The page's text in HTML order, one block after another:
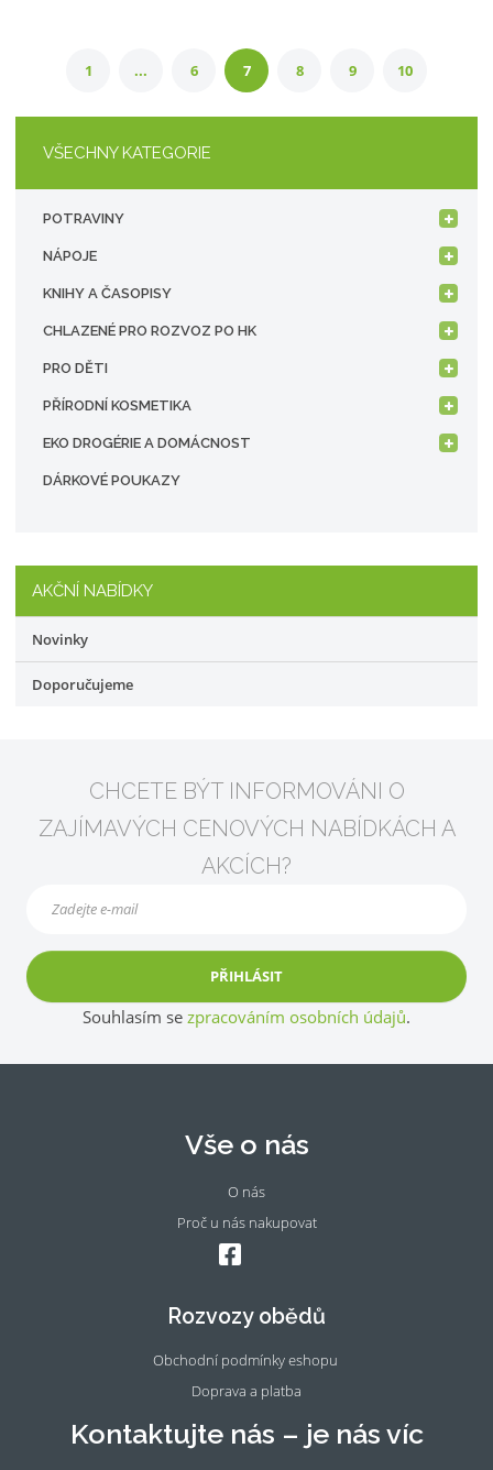
1 ... 6 7 8 9 10
VŠECHNY KATEGORIE
POTRAVINY
NÁPOJE
KNIHY A ČASOPISY
CHLAZENÉ PRO ROZVOZ PO HK
PRO DĚTI
PŘÍRODNÍ KOSMETIKA
EKO DROGÉRIE A DOMÁCNOST
DÁRKOVÉ POUKAZY
AKČNÍ NABÍDKY
Novinky
Doporučujeme
CHCETE BÝT INFORMOVÁNI O
ZAJÍMAVÝCH CENOVÝCH NABÍDKÁCH A
AKCÍCH?
PŘIHLÁSIT
Souhlasím se zpracováním osobních údajů.
Vše o nás
O nás
Proč u nás nakupovat
Fac
k
m
Rozvozy obědů
Obchodní podmínky eshopu
Doprava a platba
Kontaktujte nás – je nás víc